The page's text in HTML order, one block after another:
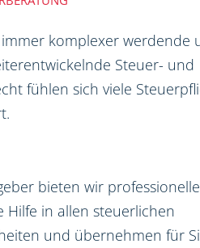
komplexer werdende
Steuer- und
fühlen sich viele
bieten wir
Hilfe in allen steuerlichen
und übernehmen für